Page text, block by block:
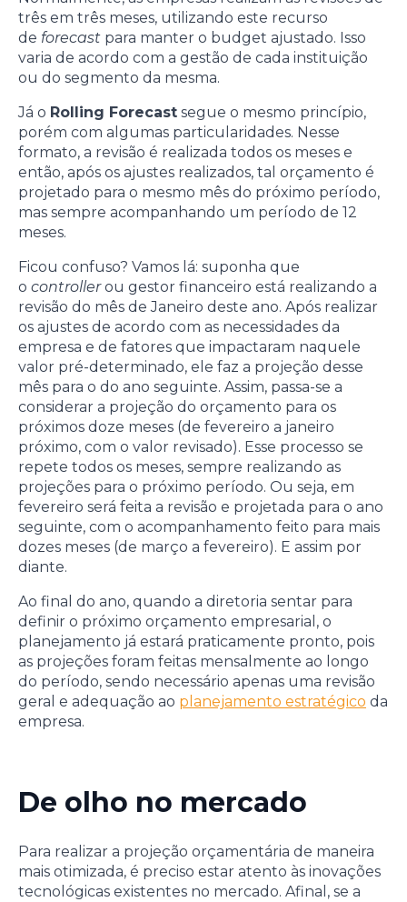
três em três meses, utilizando este recurso
de forecast para manter o budget ajustado. Isso
varia de acordo com a gestão de cada instituição
ou do segmento da mesma.
Já o Rolling Forecast segue o mesmo princípio,
porém com algumas particularidades. Nesse
formato, a revisão é realizada todos os meses e
então, após os ajustes realizados, tal orçamento é
projetado para o mesmo mês do próximo período,
mas sempre acompanhando um período de 12
meses.
Ficou confuso? Vamos lá: suponha que
o controllerou gestor financeiro está realizando a
revisão do mês de Janeiro deste ano. Após realizar
os ajustes de acordo com as necessidades da
empresa e de fatores que impactaram naquele
valor pré-determinado, ele faz a projeção desse
mês para o do ano seguinte. Assim, passa-se a
considerar a projeção do orçamento para os
próximos doze meses (de fevereiro a janeiro
próximo, com o valor revisado). Esse processo se
repete todos os meses, sempre realizando as
projeções para o próximo período. Ou seja, em
fevereiro será feita a revisão e projetada para o ano
seguinte, com o acompanhamento feito para mais
dozes meses (de março a fevereiro). E assim por
diante.
Ao final do ano, quando a diretoria sentar para
definir o próximo orçamento empresarial, o
planejamento já estará praticamente pronto, pois
as projeções foram feitas mensalmente ao longo
do período, sendo necessário apenas uma revisão
geral e adequação ao planejamento estratégico da
empresa.
De olho no mercado
Para realizar a projeção orçamentária de maneira
mais otimizada, é preciso estar atento às inovações
tecnológicas existentes no mercado. Afinal, se a